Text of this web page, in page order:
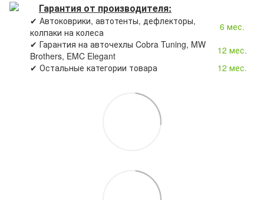
Гарантия от производителя:
✔ Автоковрики, автотенты, дефлекторы,
колпаки на колеса
6 мес.
✔ Гарантия на авточехлы Cobra Tuning, MW
Brothers, EMC Elegant
12 мес.
✔ Остальные категории товара
12 мес.